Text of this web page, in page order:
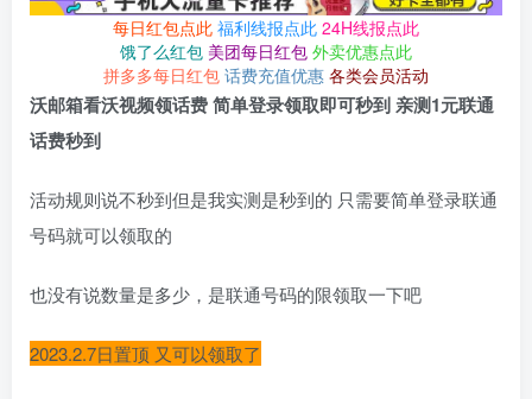
每日红包点此 福利线报点此 24H线报点此
饿了么红包 美团每日红包 外卖优惠点此
拼多多每日红包 话费充值优惠 各类会员活动
沃邮箱看沃视频领话费 简单登录领取即可秒到 亲测1元联通
话费秒到
活动规则说不秒到但是我实测是秒到的 只需要简单登录联通
号码就可以领取的
也没有说数量是多少，是联通号码的限领取一下吧
2023.2.7日置顶 又可以领取了